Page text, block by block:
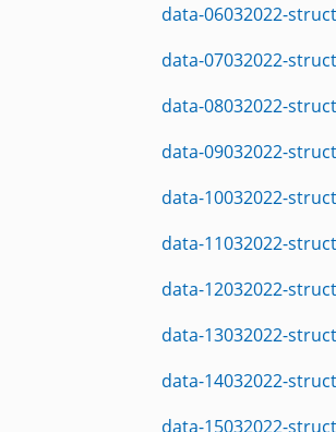
data-06032022-
data-07032022-
data-08032022-
data-09032022-
data-10032022-
data-11032022-
data-12032022-
data-13032022-
data-14032022-
data-15032022-